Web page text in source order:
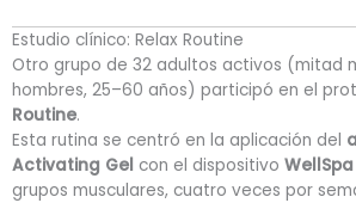
Estudio clínico: Relax Routine
Otro grupo de 32 adultos activos (mitad
hombres, 25–60 años) participó en el
Routine.
Esta rutina se centró en la aplicación del
Activating Gel con el dispositivo WellSpa
grupos musculares, cuatro veces por